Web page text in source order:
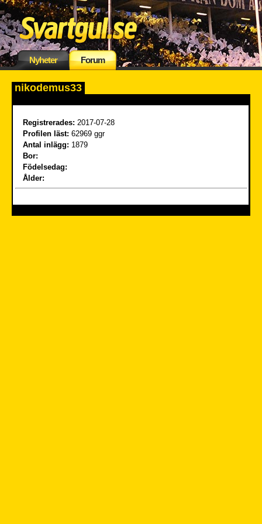
Nyheter Forum
nikodemus33
Registrerades: 2017-07-28
Profilen läst: 62969 ggr
Antal inlägg: 1879
Bor:
Födelsedag:
Ålder: